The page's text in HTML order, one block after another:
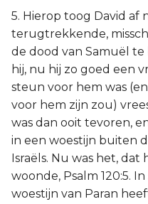
5. Hierop toog David af
terugtrekkende,
de dood van Samuël
hij, nu hij zo goed een
steun voor hem was
voor hem zijn zou)
was dan ooit tevoren,
in een woestijn buiten
Israëls. Nu was het,
woonde, Psalm 120:5.
woestijn van Paran